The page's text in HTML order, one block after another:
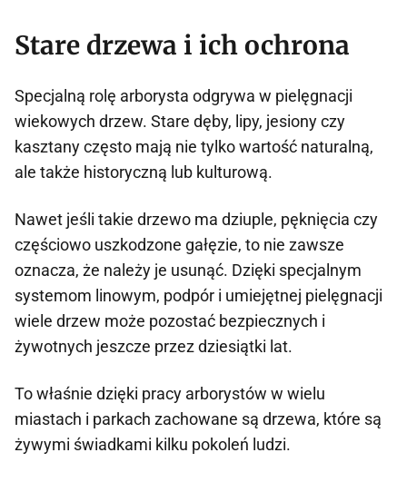
Stare drzewa i ich ochrona
Specjalną rolę arborysta odgrywa w pielęgnacji
wiekowych drzew. Stare dęby, lipy, jesiony czy
kasztany często mają nie tylko wartość naturalną,
ale także historyczną lub kulturową.
Nawet jeśli takie drzewo ma dziuple, pęknięcia czy
częściowo uszkodzone gałęzie, to nie zawsze
oznacza, że należy je usunąć. Dzięki specjalnym
systemom linowym, podpór i umiejętnej pielęgnacji
wiele drzew może pozostać bezpiecznych i
żywotnych jeszcze przez dziesiątki lat.
To właśnie dzięki pracy arborystów w wielu
miastach i parkach zachowane są drzewa, które są
żywymi świadkami kilku pokoleń ludzi.